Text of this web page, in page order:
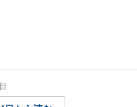
一監督...
もっと見る